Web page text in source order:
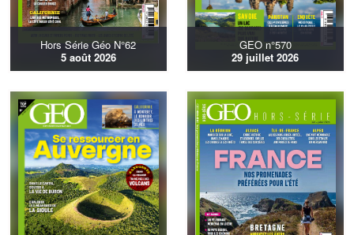
Hors Série Géo N°62
5 août 2026
GEO n°570
29 juillet 2026